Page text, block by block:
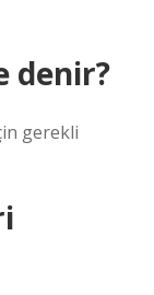
denir?
gerekli